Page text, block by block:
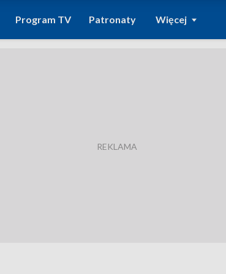
Program TV Patronaty Więcej